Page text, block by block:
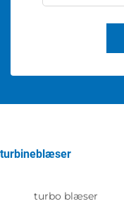
turbineblæser
turbo blæser